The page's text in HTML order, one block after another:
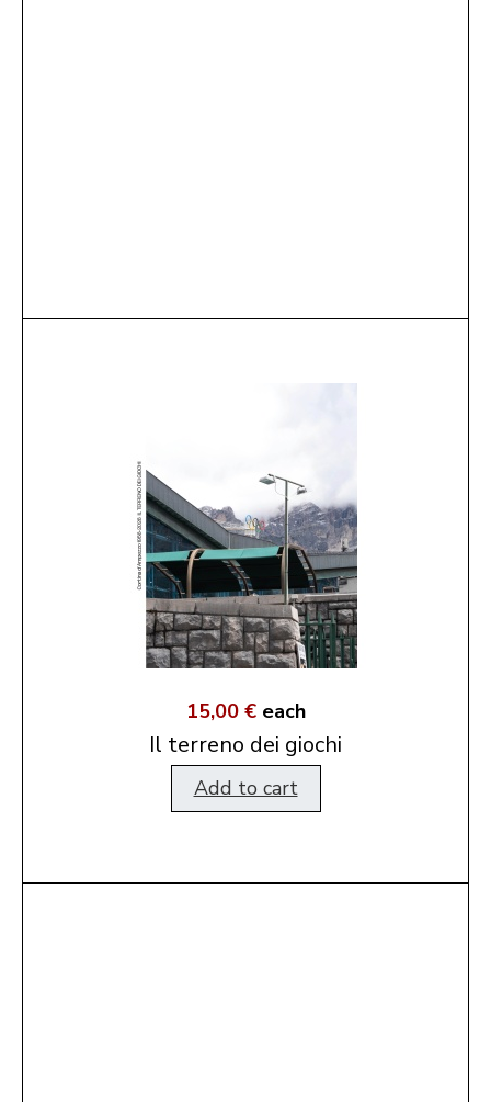
15,00 € each
Il terreno dei giochi
Add to cart